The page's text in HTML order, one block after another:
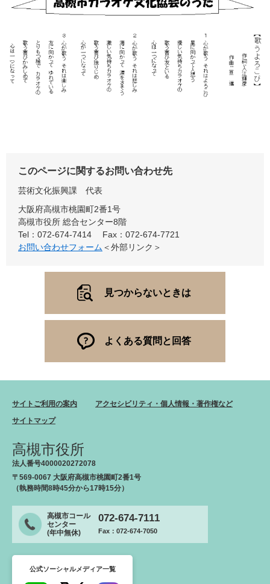
このページに関するお問い合わせ先
芸術文化振興課
代表
大阪府高槻市桃園町2番1号
高槻市役所 総合センター8階
Tel：072-674-7414
Fax：072-674-7721
お問い合わせフォーム ＜外部リンク＞
見つからないときは
よくある質問と回答
サイトご利用の案内
アクセシビリティ・個人情報・著作権など
サイトマップ
高槻市役所
法人番号4000020272078
〒569-0067 大阪府高槻市桃園町2番1号
（執務時間8時45分から17時15分）
高槻市コール
センター
(年中無休)
072-674-7111
Fax：072-674-7050
公式ソーシャルメディア一覧